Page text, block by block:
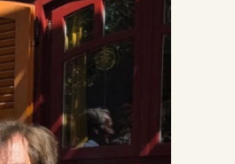
«Vorig uur Volgend uur